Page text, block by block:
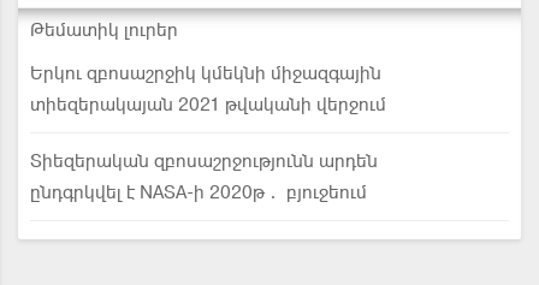
Թեմատիկ լուրեր
Երկու զբոսաշրջիկ կմեկնի միջազգային
տիեզերակայան 2021 թվականի վերջում
Տիեզերական զբոսաշրջությունն արդեն
ընդգրկվել է NASA-ի 2020թ․ բյուջեում